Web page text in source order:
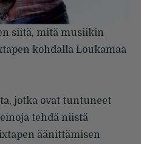
siitä, mitä musiikin
kohdalla Loukamaa
jotka ovat tuntuneet
tehdä niistä
äänittämisen